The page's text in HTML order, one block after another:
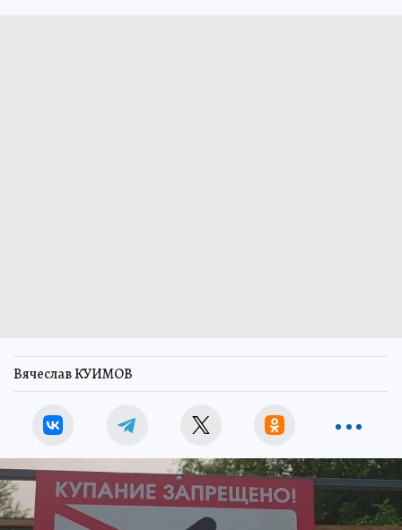
Вячеслав КУИМОВ